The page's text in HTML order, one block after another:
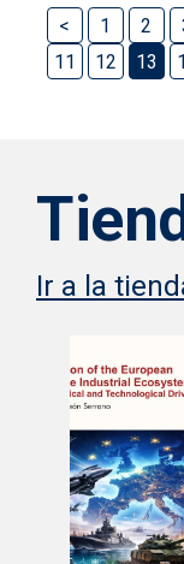
< 1 2
11
12 13
Ir a la